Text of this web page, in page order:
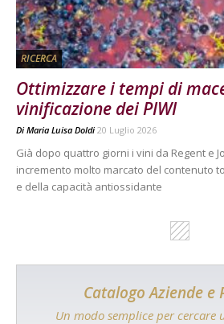
RICERCA
Ottimizzare i tempi di
vinificazione dei PIWI
Di Maria Luisa Doldi 20 Luglio 2026
Già dopo quattro giorni i vini da Regent e
incremento molto marcato del contenuto
e della capacità antiossidante
Catalogo Aziende e
Un modo semplice per cercare